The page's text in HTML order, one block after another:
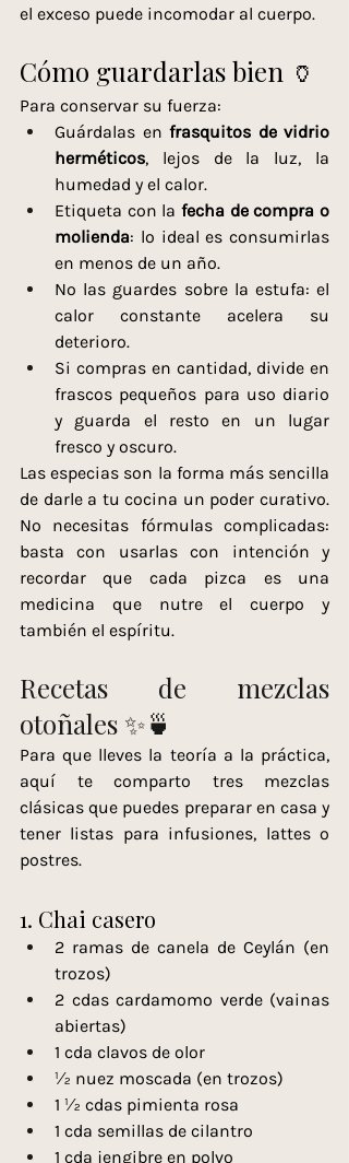
el exceso puede incomodar al cuerpo.
Cómo guardarlas bien 🏺
Para conservar su fuerza:
Guárdalas en frasquitos de vidrio
herméticos, lejos de la luz, la
humedad y el calor.
Etiqueta con la fecha de compra o
molienda: lo ideal es consumirlas
en menos de un año.
No las guardes sobre la estufa: el
calor constante acelera su
deterioro.
Si compras en cantidad, divide en
frascos pequeños para uso diario
y guarda el resto en un lugar
fresco y oscuro.
Las especias son la forma más sencilla
de darle a tu cocina un poder curativo.
No necesitas fórmulas complicadas:
basta con usarlas con intención y
recordar que cada pizca es una
medicina que nutre el cuerpo y
también el espíritu.
Recetas de mezclas
otoñales ✨🍵
Para que lleves la teoría a la práctica,
aquí te comparto tres mezclas
clásicas que puedes preparar en casa y
tener listas para infusiones, lattes o
postres.
1. Chai casero
2 ramas de canela de Ceylán (en
trozos)
2 cdas cardamomo verde (vainas
abiertas)
1 cda clavos de olor
½ nuez moscada (en trozos)
1 ½ cdas pimienta rosa
1 cda semillas de cilantro
1 cda jengibre en polvo